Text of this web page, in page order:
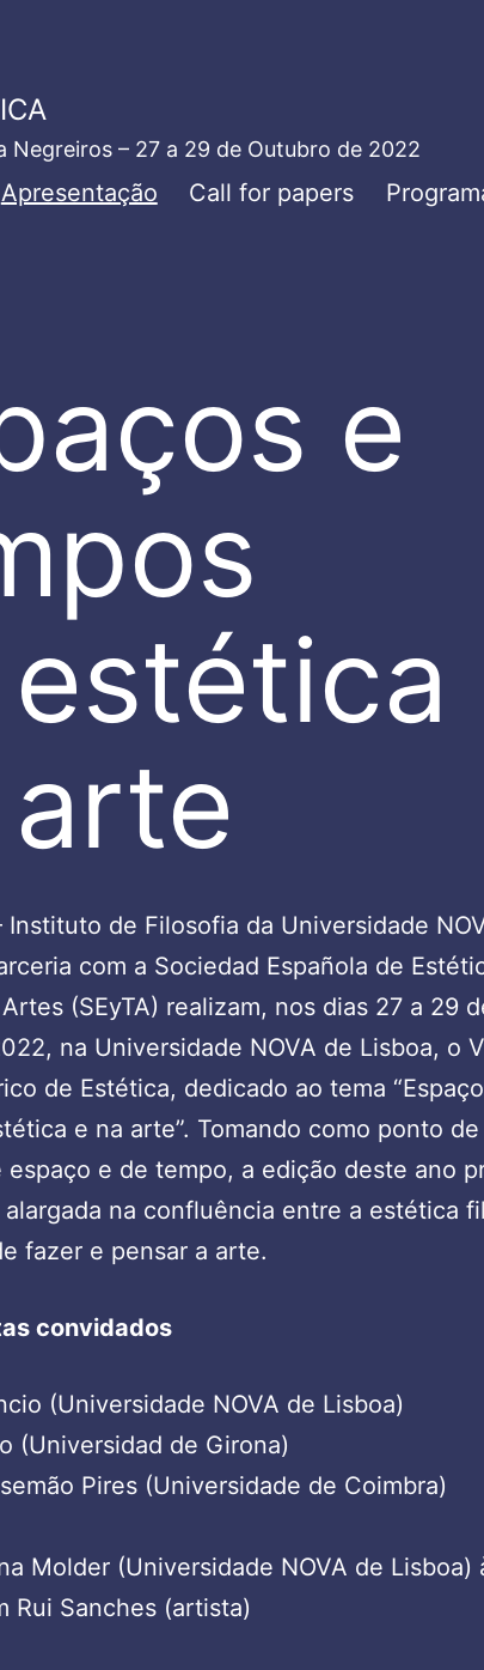
Negreiros – 27 a 29 de Outubro de 2022
Apresentação Call for papers
e
Instituto de Filosofia da Universidade
com a Sociedad Española de
(SEyTA) realizam, nos dias 27 a 29
na Universidade NOVA de Lisboa, o
de Estética, dedicado ao tema
e na arte”. Tomando como ponto
espaço e de tempo, a edição deste ano
na confluência entre a estética
fazer e pensar a arte.
convidados
(Universidade NOVA de Lisboa)
(Universidad de Girona)
Pires (Universidade de Coimbra)
Molder (Universidade NOVA de Lisboa)
Rui Sanches (artista)